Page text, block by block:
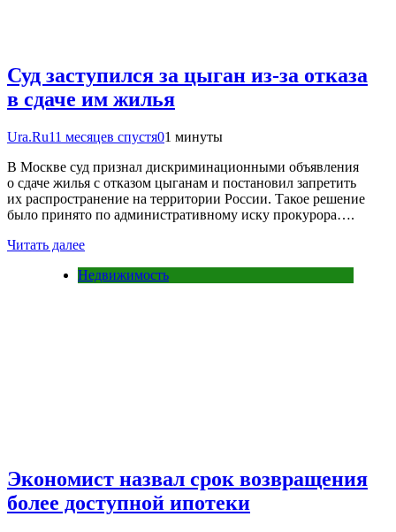
Суд заступился за цыган из-за отказа
в сдаче им жилья
Ura.Ru11 месяцев спустя01 минуты
В Москве суд признал дискриминационными объявления
о сдаче жилья с отказом цыганам и постановил запретить
их распространение на территории России. Такое решение
было принято по административному иску прокурора….
Читать далее
Недвижимость
Экономист назвал срок возвращения
более доступной ипотеки